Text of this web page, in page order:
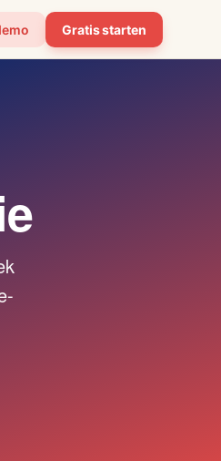
Gratis starten